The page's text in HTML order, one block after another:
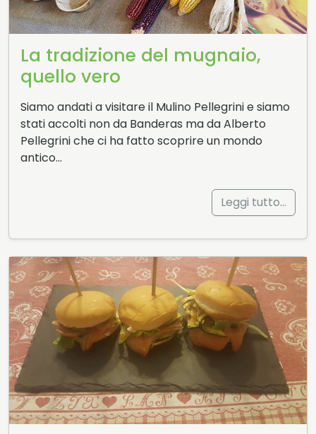
La tradizione del mugnaio,
quello vero
Siamo andati a visitare il Mulino Pellegrini e siamo
stati accolti non da Banderas ma da Alberto
Pellegrini che ci ha fatto scoprire un mondo
antico…
Leggi tutto…